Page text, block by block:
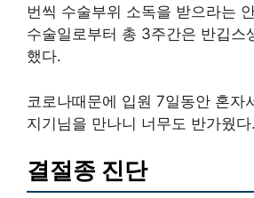
번씩 수술부위 소독을 받으라는
수술일로부터 총 3주간은 반깁스
했다.
코로나때문에 입원 7일동안 혼자
지기님을 만나니 너무도 반가웠다.
결절종 진단